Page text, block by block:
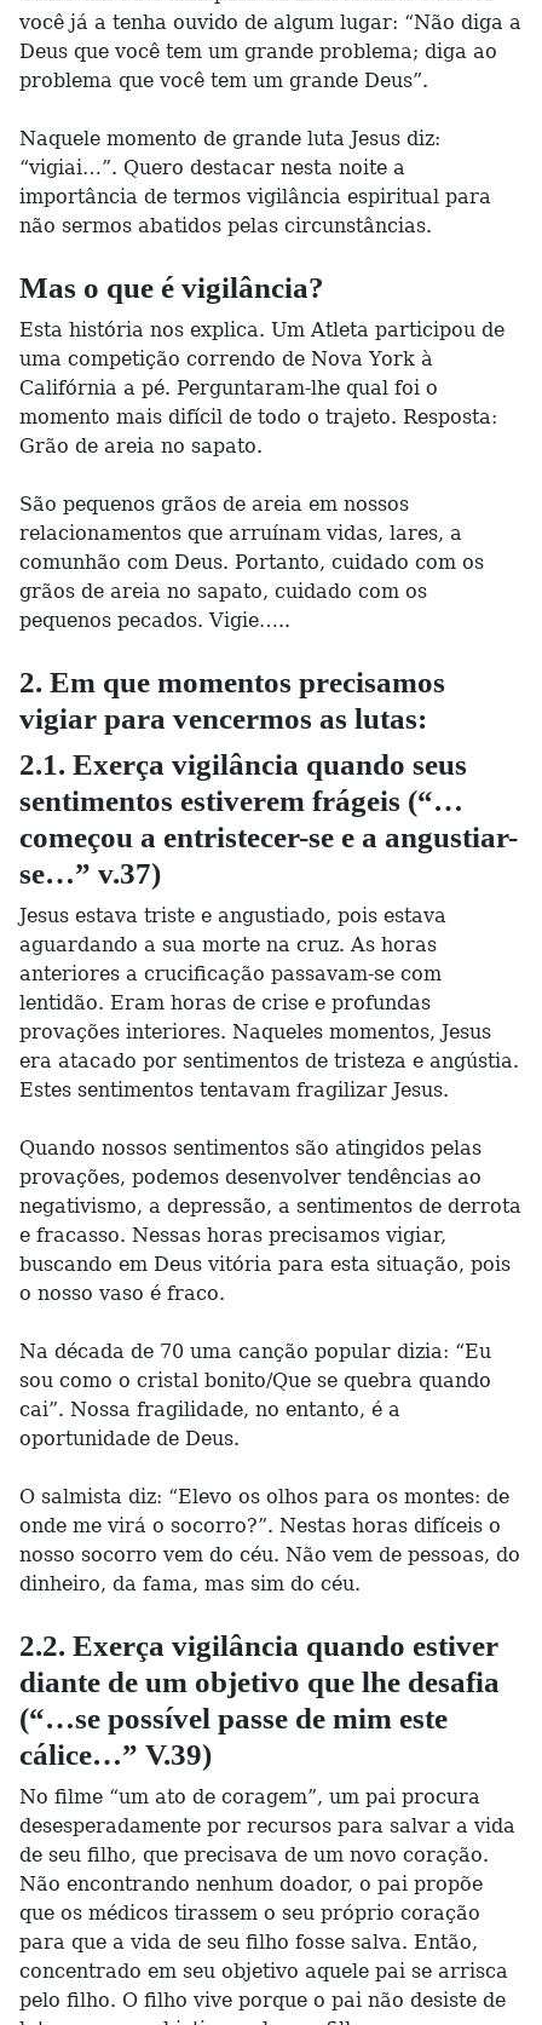
você já a tenha ouvido de algum lugar: “Não diga a
Deus que você tem um grande problema; diga ao
problema que você tem um grande Deus”.
Naquele momento de grande luta Jesus diz:
“vigiai…”. Quero destacar nesta noite a
importância de termos vigilância espiritual para
não sermos abatidos pelas circunstâncias.
Mas o que é vigilância?
Esta história nos explica. Um Atleta participou de
uma competição correndo de Nova York à
Califórnia a pé. Perguntaram-lhe qual foi o
momento mais difícil de todo o trajeto. Resposta:
Grão de areia no sapato.
São pequenos grãos de areia em nossos
relacionamentos que arruínam vidas, lares, a
comunhão com Deus. Portanto, cuidado com os
grãos de areia no sapato, cuidado com os
pequenos pecados. Vigie…..
2. Em que momentos precisamos
vigiar para vencermos as lutas:
2.1. Exerça vigilância quando seus
sentimentos estiverem frágeis (“…
começou a entristecer-se e a angustiar-
se…” v.37)
Jesus estava triste e angustiado, pois estava
aguardando a sua morte na cruz. As horas
anteriores a crucificação passavam-se com
lentidão. Eram horas de crise e profundas
provações interiores. Naqueles momentos, Jesus
era atacado por sentimentos de tristeza e angústia.
Estes sentimentos tentavam fragilizar Jesus.
Quando nossos sentimentos são atingidos pelas
provações, podemos desenvolver tendências ao
negativismo, a depressão, a sentimentos de derrota
e fracasso. Nessas horas precisamos vigiar,
buscando em Deus vitória para esta situação, pois
o nosso vaso é fraco.
Na década de 70 uma canção popular dizia: “Eu
sou como o cristal bonito/Que se quebra quando
cai”. Nossa fragilidade, no entanto, é a
oportunidade de Deus.
O salmista diz: “Elevo os olhos para os montes: de
onde me virá o socorro?”. Nestas horas difíceis o
nosso socorro vem do céu. Não vem de pessoas, do
dinheiro, da fama, mas sim do céu.
2.2. Exerça vigilância quando estiver
diante de um objetivo que lhe desafia
(“…se possível passe de mim este
cálice…” V.39)
No filme “um ato de coragem”, um pai procura
desesperadamente por recursos para salvar a vida
de seu filho, que precisava de um novo coração.
Não encontrando nenhum doador, o pai propõe
que os médicos tirassem o seu próprio coração
para que a vida de seu filho fosse salva. Então,
concentrado em seu objetivo aquele pai se arrisca
pelo filho. O filho vive porque o pai não desiste de